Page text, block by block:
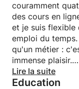
couramment
des cours en
et je suis flexible
emploi du
qu'un métier :
immense plaisir.
Donc:
Les étudiants
Lire la suite
Education